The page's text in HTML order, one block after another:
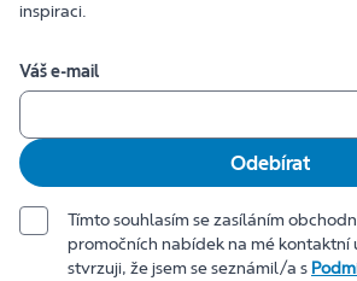
inspiraci.
Váš e-mail
Odebírat
Tímto souhlasím se zasíláním
promočních nabídek na mé kontaktní
stvrzuji, že jsem se seznámil/a s